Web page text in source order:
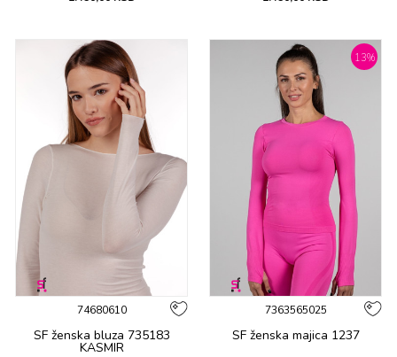
74680610
SF ženska bluza 735183
KASMIR
13%
7363565025
SF ženska majica 1237